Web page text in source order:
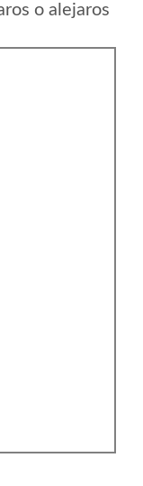
o alejaros